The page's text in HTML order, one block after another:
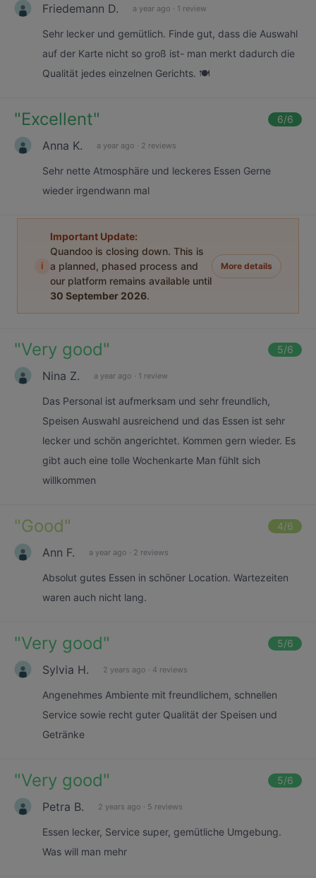
Friedemann D. a year ago · 1 review
Sehr lecker und gemütlich. Finde gut, dass die Auswahl
auf der Karte nicht so groß ist- man merkt dadurch die
Qualität jedes einzelnen Gerichts. 🍽️
"Excellent" 6/6
Anna K. a year ago · 2 reviews
Sehr nette Atmosphäre und leckeres Essen Gerne
wieder irgendwann mal
i
Important Update:
Quandoo is closing down. This is
a planned, phased process and
our platform remains available until
30 September 2026.
More details
"Very good" 5/6
Nina Z. a year ago · 1 review
Das Personal ist aufmerksam und sehr freundlich,
Speisen Auswahl ausreichend und das Essen ist sehr
lecker und schön angerichtet. Kommen gern wieder. Es
gibt auch eine tolle Wochenkarte Man fühlt sich
willkommen
"Good" 4/6
Ann F. a year ago · 2 reviews
Absolut gutes Essen in schöner Location. Wartezeiten
waren auch nicht lang.
"Very good" 5/6
Sylvia H. 2 years ago · 4 reviews
Angenehmes Ambiente mit freundlichem, schnellen
Service sowie recht guter Qualität der Speisen und
Getränke
"Very good" 5/6
Petra B. 2 years ago · 5 reviews
Essen lecker, Service super, gemütliche Umgebung.
Was will man mehr